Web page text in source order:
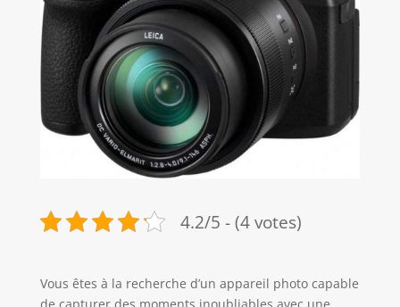
4.2/5 - (4 votes)
Vous êtes à la recherche d’un appareil photo capable